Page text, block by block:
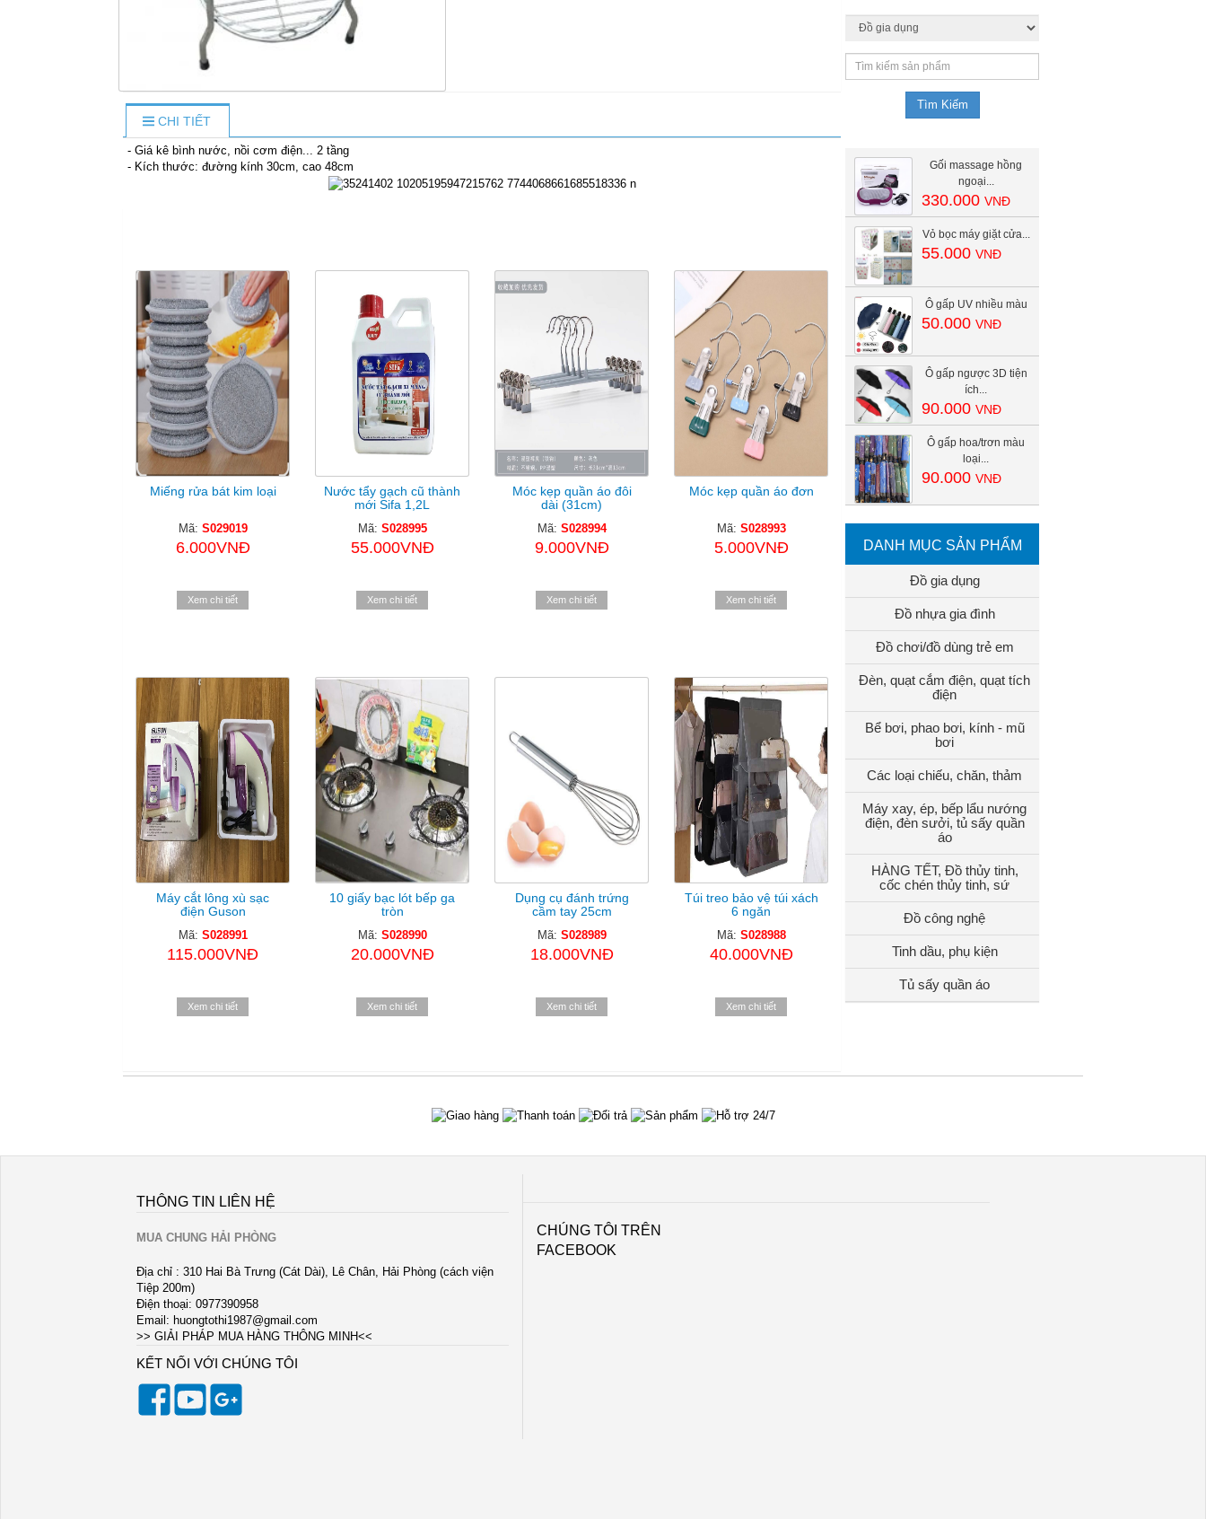
CHI TIẾT
- Giá kê bình nước, nồi cơm điện... 2 tầng
- Kích thước: đường kính 30cm, cao 48cm
Miếng rửa bát kim loại
Mã: S029019
6.000VNĐ
Xem chi tiết
Nước tẩy gạch cũ thành
mới Sifa 1,2L
Mã: S028995
55.000VNĐ
Xem chi tiết
Móc kẹp quần áo đôi
dài (31cm)
Mã: S028994
9.000VNĐ
Xem chi tiết
Móc kẹp quần áo đơn
Mã: S028993
5.000VNĐ
Xem chi tiết
Máy cắt lông xù sạc
điện Guson
Mã: S028991
115.000VNĐ
Xem chi tiết
10 giấy bạc lót bếp ga
tròn
Mã: S028990
20.000VNĐ
Xem chi tiết
Dụng cụ đánh trứng
cầm tay 25cm
Mã: S028989
18.000VNĐ
Xem chi tiết
Túi treo bảo vệ túi xách
6 ngăn
Mã: S028988
40.000VNĐ
Xem chi tiết
Gối massage hồng
ngoại...
330.000VNĐ
Vỏ bọc máy giặt cửa...
55.000VNĐ
Ô gấp UV nhiều màu
50.000VNĐ
Ô gấp ngược 3D tiện
ích...
90.000VNĐ
Ô gấp hoa/trơn màu
loại...
90.000VNĐ
DANH MỤC SẢN PHẨM
Đồ gia dụng
Đồ nhựa gia đình
Đồ chơi/đồ dùng trẻ em
Đèn, quạt cắm điện, quạt tích
điện
Bể bơi, phao bơi, kính - mũ
bơi
Các loại chiếu, chăn, thảm
Máy xay, ép, bếp lẩu nướng
điện, đèn sưởi, tủ sấy quần
áo
HÀNG TẾT, Đồ thủy tinh,
cốc chén thủy tinh, sứ
Đồ công nghệ
Tinh dầu, phụ kiện
Tủ sấy quần áo
THÔNG TIN LIÊN HỆ
MUA CHUNG HẢI PHÒNG
Địa chỉ : 310 Hai Bà Trưng (Cát Dài), Lê Chân, Hải Phòng (cách viện
Tiệp 200m)
Điện thoại: 0977390958
Email: huongtothi1987@gmail.com
>> GIẢI PHÁP MUA HÀNG THÔNG MINH<<
KẾT NỐI VỚI CHÚNG TÔI
CHÚNG TÔI TRÊN
FACEBOOK